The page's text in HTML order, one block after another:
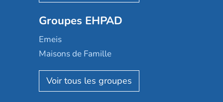
Mobicap
Domusvi
Happy Senior
Aquarelia
Nexity edenea
Groupes EHPAD
Emeis
Maisons de Famille
Korian
Emera